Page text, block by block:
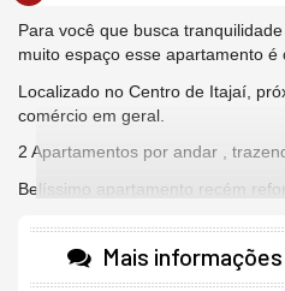
Para você que busca
muito espaço esse apartamento é
Localizado no Centro de Itajaí,
comércio em geral.
2 Apartamentos por andar ,
Belíssimo apartamento recém
3 Dormitórios sendo 1 suíte
Mais